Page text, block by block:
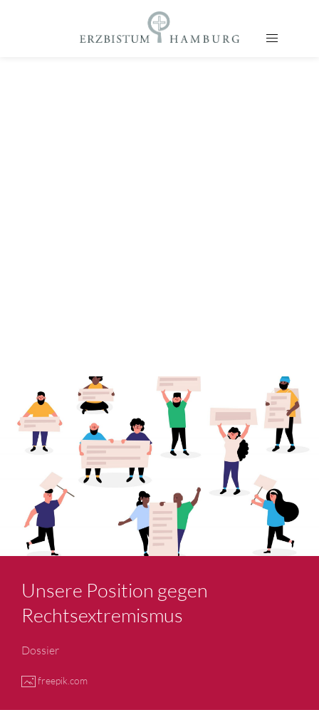
Unsere Position gegen
Rechtsextremismus
Dossier
freepik.com